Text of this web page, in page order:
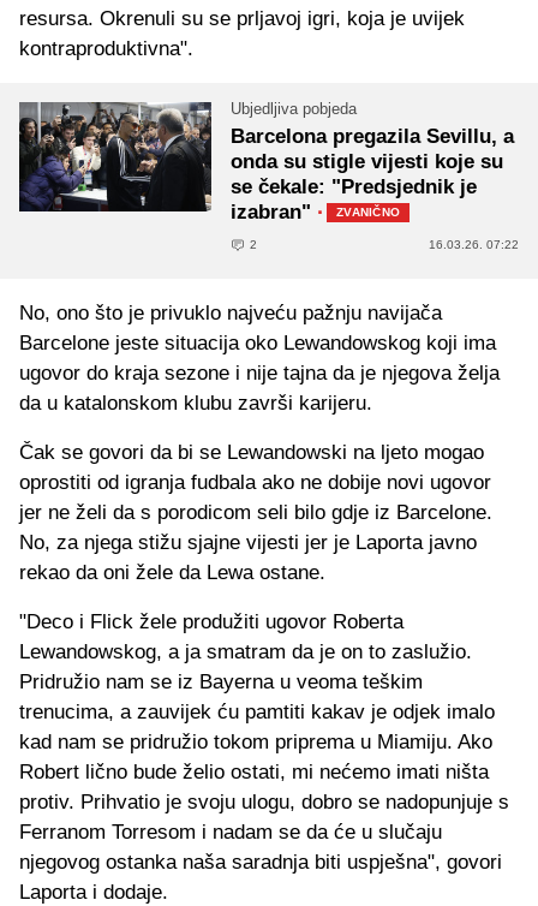
resursa. Okrenuli su se prljavoj igri, koja je uvijek
kontraproduktivna".
Ubjedljiva pobjeda
Barcelona pregazila Sevillu, a
onda su stigle vijesti koje su
se čekale: "Predsjednik je
izabran" · ZVANIČNO
2 16.03.26. 07:22
No, ono što je privuklo najveću pažnju navijača
Barcelone jeste situacija oko Lewandowskog koji ima
ugovor do kraja sezone i nije tajna da je njegova želja
da u katalonskom klubu završi karijeru.
Čak se govori da bi se Lewandowski na ljeto mogao
oprostiti od igranja fudbala ako ne dobije novi ugovor
jer ne želi da s porodicom seli bilo gdje iz Barcelone.
No, za njega stižu sjajne vijesti jer je Laporta javno
rekao da oni žele da Lewa ostane.
"Deco i Flick žele produžiti ugovor Roberta
Lewandowskog, a ja smatram da je on to zaslužio.
Pridružio nam se iz Bayerna u veoma teškim
trenucima, a zauvijek ću pamtiti kakav je odjek imalo
kad nam se pridružio tokom priprema u Miamiju. Ako
Robert lično bude želio ostati, mi nećemo imati ništa
protiv. Prihvatio je svoju ulogu, dobro se nadopunjuje s
Ferranom Torresom i nadam se da će u slučaju
njegovog ostanka naša saradnja biti uspješna", govori
Laporta i dodaje.